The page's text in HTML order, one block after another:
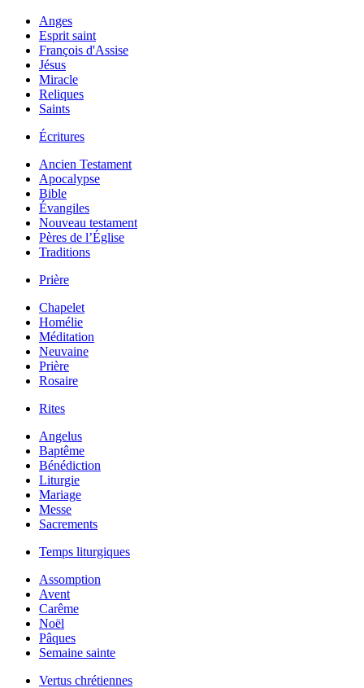
Anges
Esprit saint
François d'Assise
Jésus
Miracle
Reliques
Saints
Écritures
Ancien Testament
Apocalypse
Bible
Évangiles
Nouveau testament
Pères de l’Église
Traditions
Prière
Chapelet
Homélie
Méditation
Neuvaine
Prière
Rosaire
Rites
Angelus
Baptême
Bénédiction
Liturgie
Mariage
Messe
Sacrements
Temps liturgiques
Assomption
Avent
Carême
Noël
Pâques
Semaine sainte
Vertus chrétiennes